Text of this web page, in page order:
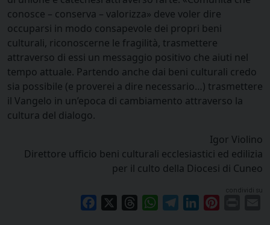
conosce – conserva – valorizza» deve voler dire
occuparsi in modo consapevole dei propri beni
culturali, riconoscerne le fragilità, trasmettere
attraverso di essi un messaggio positivo che aiuti nel
tempo attuale. Partendo anche dai beni culturali credo
sia possibile (e proverei a dire necessario…) trasmettere
il Vangelo in un’epoca di cambiamento attraverso la
cultura del dialogo.
Igor Violino
Direttore ufficio beni culturali ecclesiastici ed edilizia
per il culto della Diocesi di Cuneo
condividi su
Facebook ThreadsWhatsAppTelegramLinkedIn